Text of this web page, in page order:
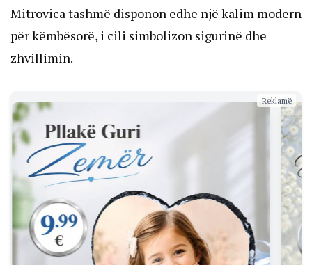
Mitrovica tashmë disponon edhe një kalim modern
për këmbësorë, i cili simbolizon sigurinë dhe
zhvillimin.
Reklamë